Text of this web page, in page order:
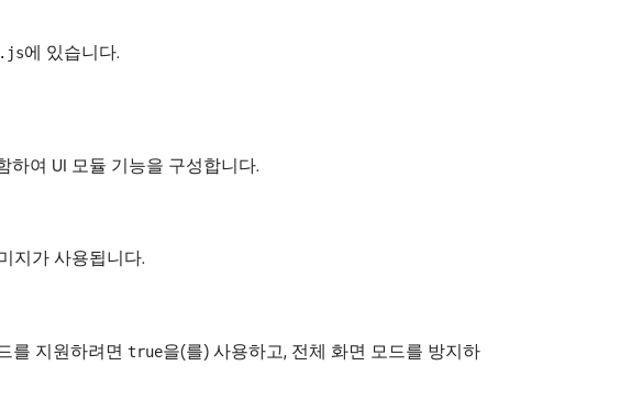
에 있습니다.
하여 UI 모듈 기능을 구성합니다.
지가 사용됩니다.
를 지원하려면 true을(를) 사용하고, 전체 화면 모드를 방지하